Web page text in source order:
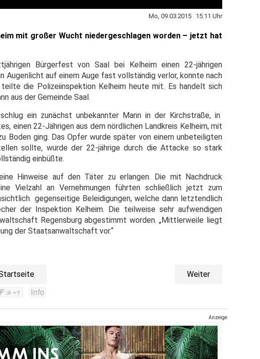
Mo, 09.03.2015 15:11 Uhr
mit großer Wucht niedergeschlagen worden – jetzt hat
Bürgerfest von Saal bei Kelheim einen 22-jährigen
auf einem Auge fast vollständig verlor, konnte nach
die Polizeiinspektion Kelheim heute mit. Es handelt sich
aus der Gemeinde Saal.
ein zunächst unbekannter Mann in der Kirchstraße, in
einen 22-Jährigen aus dem nördlichen Landkreis Kelheim, mit
Boden ging. Das Opfer wurde später von einem unbeteiligten
sollte, wurde der 22-jährige durch die Attacke so stark
einbüßte.
Hinweise auf den Täter zu erlangen. Die mit Nachdruck
Vielzahl an Vernehmungen führten schließlich jetzt zum
gegenseitige Beleidigungen, welche dann letztendlich
der Inspektion Kelheim. Die teilweise sehr aufwendigen
Regensburg abgestimmt worden. „Mittlerweile liegt
der Staatsanwaltschaft vor.“
Weiter
Anzeige